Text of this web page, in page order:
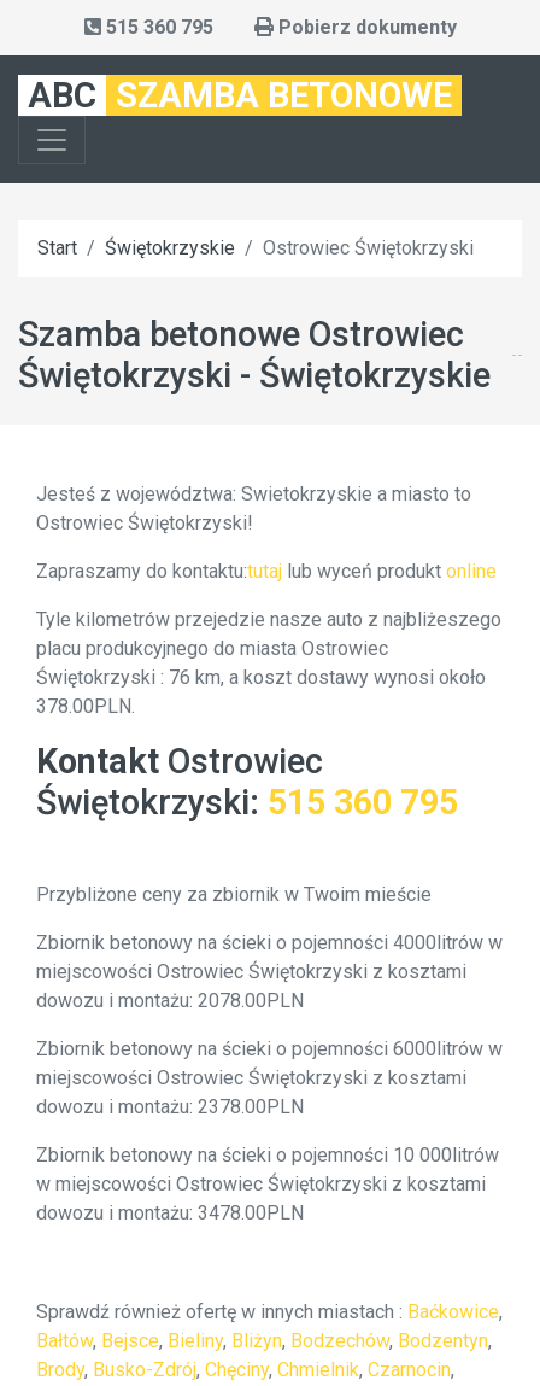
515 360 795 Pobierz dokumenty
ABC SZAMBA BETONOWE
Start Świętokrzyskie Ostrowiec Świętokrzyski
Szamba betonowe Ostrowiec
Świętokrzyski - Świętokrzyskie
Jesteś z województwa: Swietokrzyskie a miasto to
Ostrowiec Świętokrzyski!
Zapraszamy do kontaktu:tutaj lub wyceń produkt online
Tyle kilometrów przejedzie nasze auto z najbliżeszego
placu produkcyjnego do miasta Ostrowiec
Świętokrzyski : 76 km, a koszt dostawy wynosi około
378.00PLN.
Kontakt Ostrowiec
Świętokrzyski: 515 360 795
Przybliżone ceny za zbiornik w Twoim mieście
Zbiornik betonowy na ścieki o pojemności 4000litrów w
miejscowości Ostrowiec Świętokrzyski z kosztami
dowozu i montażu: 2078.00PLN
Zbiornik betonowy na ścieki o pojemności 6000litrów w
miejscowości Ostrowiec Świętokrzyski z kosztami
dowozu i montażu: 2378.00PLN
Zbiornik betonowy na ścieki o pojemności 10 000litrów
w miejscowości Ostrowiec Świętokrzyski z kosztami
dowozu i montażu: 3478.00PLN
Sprawdź również ofertę w innych miastach : Baćkowice,
Bałtów, Bejsce, Bieliny, Bliżyn, Bodzechów, Bodzentyn,
Brody, Busko-Zdrój, Chęciny, Chmielnik, Czarnocin,